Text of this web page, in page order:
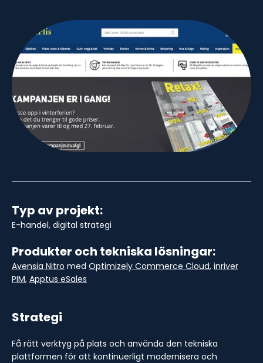
Typ av projekt:
E-handel, digital strategi
Produkter och tekniska lösningar:
Avensia Nitro med Optimizely Commerce Cloud, inriver
PIM, Apptus eSales
Strategi
Få rätt verktyg på plats och använda den tekniska
plattformen för att kontinuerligt modernisera och